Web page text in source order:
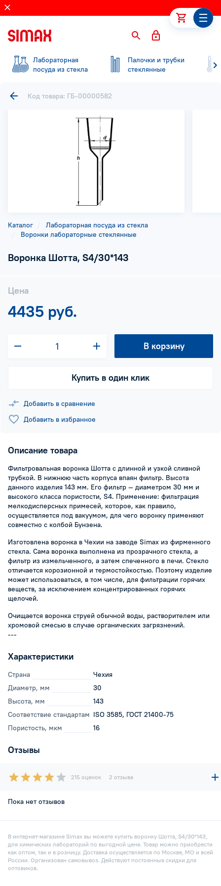
Лабораторная
посуда из стекла
Палочки и трубки
стеклянные
Каталог
Лабораторная посуда из стекла
Воронки лабораторные стеклянные
Воронка Шотта, S4/30*143
Цена
4435 руб.
В корзину
Купить в один клик
Добавить в сравнение
Добавить в избранное
Описание товара
Фильтровальная воронка Шотта с длинной и узкой сливной
трубкой. В нижнюю часть корпуса впаян фильтр. Высота
данного изделия 143 мм. Его фильтр — диаметром 30 мм и
высокого класса пористости, S4. Применение: фильтрация
мелкодисперсных примесей, которое, как правило,
осуществляется под вакуумом, для чего воронку применяют
совместно с колбой Бунзена.
Изготовлена воронка в Чехии на заводе Simax из фирменного
стекла. Сама воронка выполнена из прозрачного стекла, а
фильтр из измельченного, а затем спеченного в печи. Стекло
отличается корозионной и термостойкостью. Поэтому изделие
может использоваться, в том числе, для фильтрации горячих
веществ, за исключением концентрированных горячих
щелочей.
Очищается воронка струей обычной воды, растворителем или
хромовой смесью в случае органических загрязнений.
---
Характеристики
Страна
Чехия
Диаметр, мм
30
Высота, мм
143
Соответствие стандартам ISO 3585, ГОСТ 21400-75
Пористость, мкм
16
Отзывы
215 оценок 2 отзыва
Пока нет отзывов
Код товара: ГБ-00000582
В интернет-магазине Simax вы можете купить воронку Шотта, S4/30*143,
для химических лабораторий по выгодной цене. Товар можно приобрести
как оптом, так и в розницу. Доставка осуществляется по Москве, МО и всей
России. Организован самовывоз. Действуют постоянные скидки для
оптовиков.